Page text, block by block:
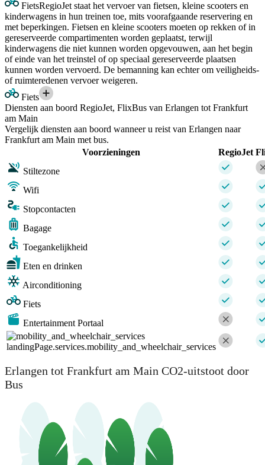
FietsRegioJet staat het vervoer van fietsen, kleine scooters en
kinderwagens in hun treinen toe, mits voorafgaande reservering en
met beperkingen. Fietsen en kleine scooters moeten op rekken of in
gereserveerde compartimenten worden geplaatst, terwijl
kinderwagens die niet kunnen worden opgevouwen, aan het begin
of einde van het treinstel of op speciaal gereserveerde plaatsen
kunnen worden vervoerd. De bemanning kan echter om veiligheids-
of ruimteredenen vervoer weigeren.
Fiets
Diensten aan boord RegioJet, FlixBus van Erlangen tot Frankfurt
am Main
Vergelijk diensten aan boord wanneer u reist van Erlangen naar
Frankfurt am Main met bus.
Voorzieningen
RegioJet
Stiltezone
Wifi
Stopcontacten
Bagage
Toegankelijkheid
Eten en drinken
Airconditioning
Fiets
Entertainment Portaal
landingPage.services.mobility_and_wheelchair_services
Erlangen tot Frankfurt am Main CO2-uitstoot door
Bus